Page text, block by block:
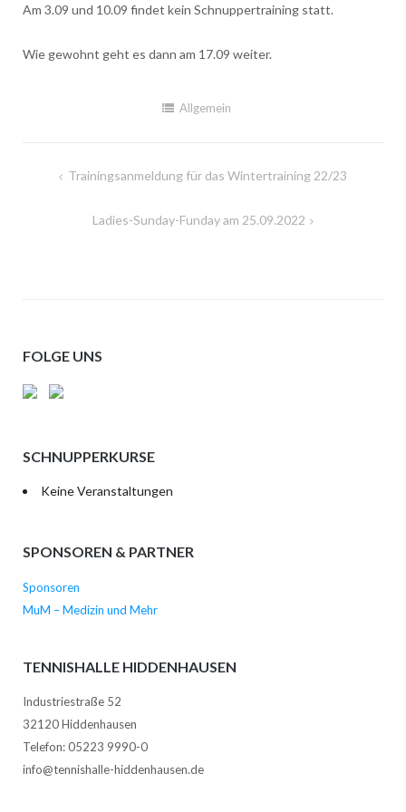
Am 3.09 und 10.09 findet kein Schnuppertraining statt.
Wie gewohnt geht es dann am 17.09 weiter.
Allgemein
Beitragsnavigation
Trainingsanmeldung für das Wintertraining 22/23
Ladies-Sunday-Funday am 25.09.2022
FOLGE UNS
SCHNUPPERKURSE
Keine Veranstaltungen
SPONSOREN & PARTNER
Sponsoren
MuM – Medizin und Mehr
TENNISHALLE HIDDENHAUSEN
Industriestraße 52
32120 Hiddenhausen
Telefon: 05223 9990-0
info@tennishalle-hiddenhausen.de